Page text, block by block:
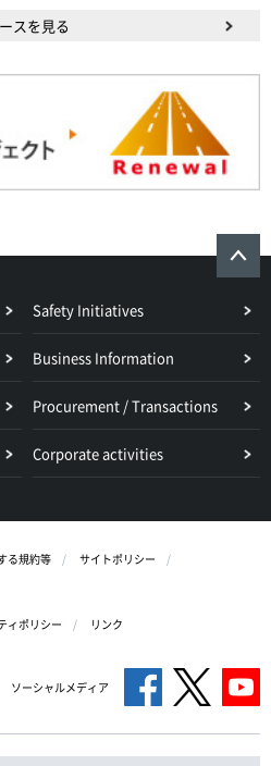
スを見る
Safety Initiatives
Business Information
Procurement / Transactions
Corporate activities
る規約等
サイトポリシー
ィポリシー リンク
ソーシャルメディア